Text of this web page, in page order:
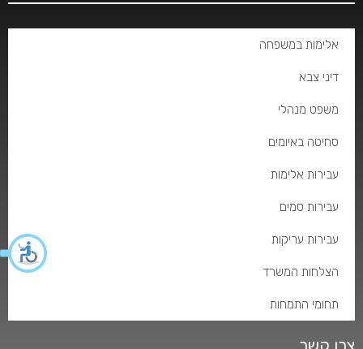
אלימות במשפחה
דיני צבא
משפט מנהלי
סחיטה באיומים
עבירות אלימות
עבירות סמים
עבירות עריקות
הצלחות המשרד
תחומי התמחות
צרו קשר